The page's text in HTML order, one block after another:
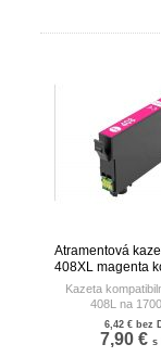
Atramentová
408XL magenta
Kazeta
408L na
C13T09K34010,
Množstvo
6,42 € bez
7,90 € s